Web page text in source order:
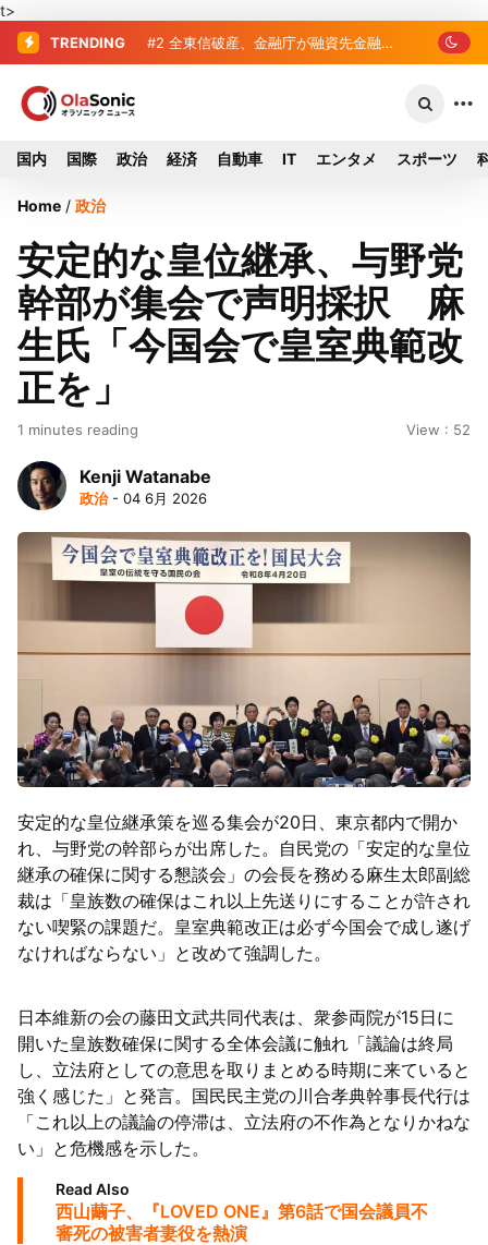
t>
TRENDING #2 全東信破産、金融庁が融資先金
#3 破産した全東信、債権者63金融機関
国内 国際 政治 経済 自動車 IT エンタメ スポーツ
Home / 政治
安定的な皇位継承、与野党
幹部が集会で声明採択 麻
生氏「今国会で皇室典範改
正を」
1 minutes reading View : 52
Kenji Watanabe
政治- 04 6月 2026
安定的な皇位継承策を巡る集会が20日、東京都内で開か
れ、与野党の幹部らが出席した。自民党の「安定的な皇位
継承の確保に関する懇談会」の会長を務める麻生太郎副総
裁は「皇族数の確保はこれ以上先送りにすることが許され
ない喫緊の課題だ。皇室典範改正は必ず今国会で成し遂げ
なければならない」と改めて強調した。
日本維新の会の藤田文武共同代表は、衆参両院が15日に
開いた皇族数確保に関する全体会議に触れ「議論は終局
し、立法府としての意思を取りまとめる時期に来ていると
強く感じた」と発言。国民民主党の川合孝典幹事長代行は
「これ以上の議論の停滞は、立法府の不作為となりかねな
い」と危機感を示した。
Read Also
西山繭子、『LOVED ONE』第6話で国会議員不
審死の被害者妻役を熱演